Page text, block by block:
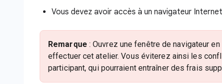
Vous devez avoir accès à un navigateur
Remarque : Ouvrez une fenêtre de navigateur
effectuer cet atelier. Vous éviterez ainsi les
participant, qui pourraient entraîner des frais